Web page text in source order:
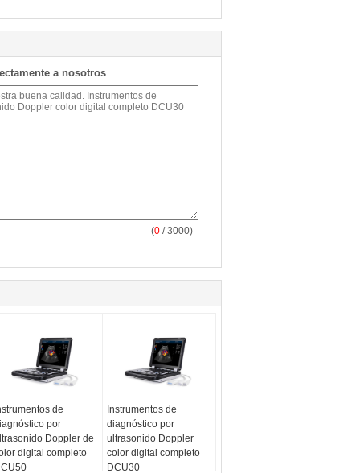
a nosotros
(0 / 3000)
de
por
Doppler de
digital completo
Instrumentos de
diagnóstico por
ultrasonido Doppler
color digital completo
DCU30